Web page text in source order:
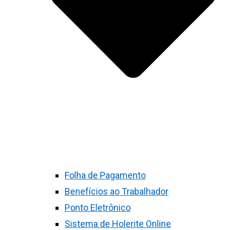
Folha de Pagamento
Benefícios ao Trabalhador
Ponto Eletrônico
Sistema de Holerite Online